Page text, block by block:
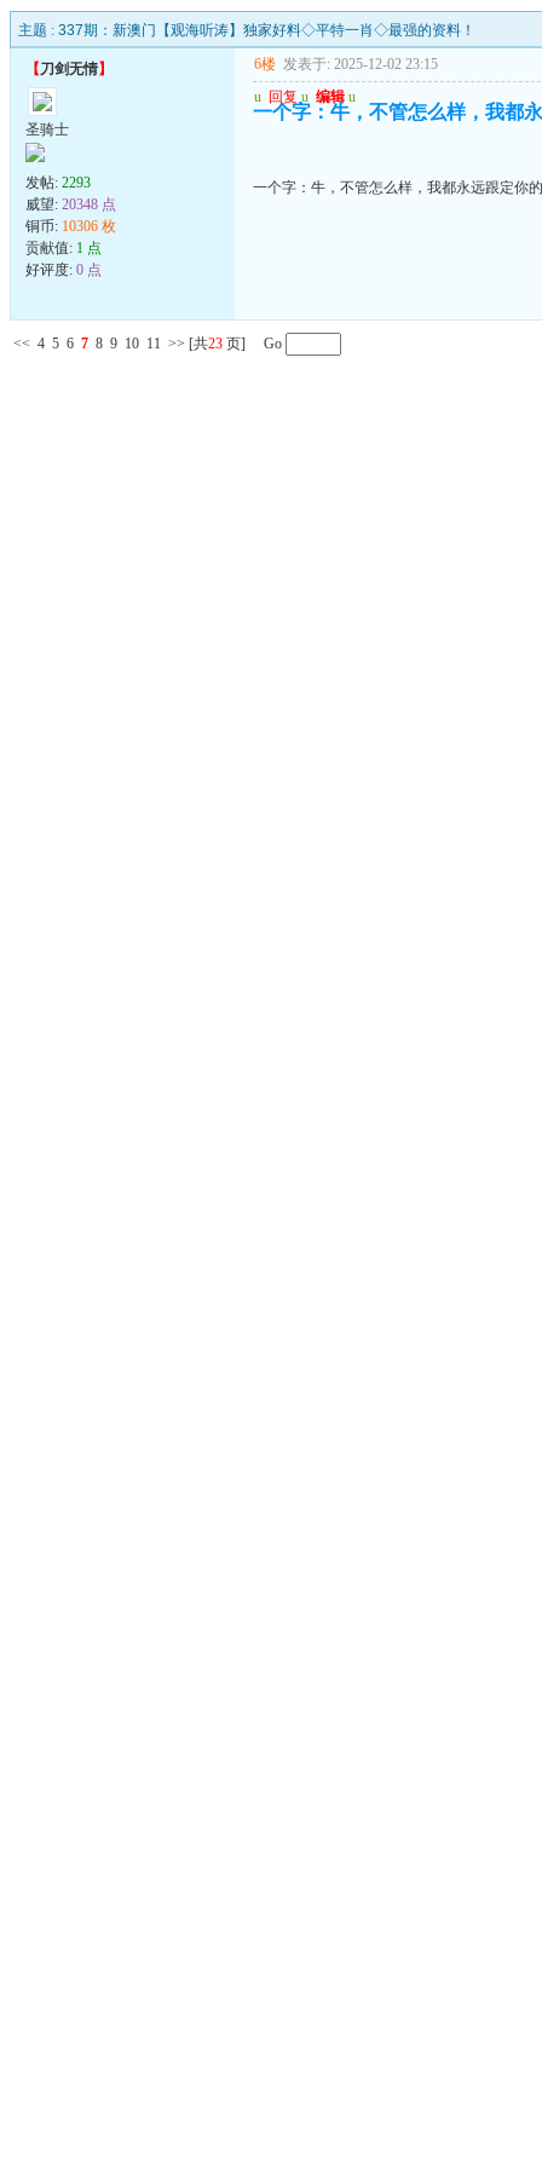
主题 : 337期：新澳门【观海听涛】独家好料◇平特一肖◇最强的资料！
【刀剑无情】
圣骑士
发帖: 2293
威望: 20348 点
铜币: 10306 枚
贡献值: 1 点
好评度: 0 点
6楼 发表于: 2025-12-02 23:15
u 回复 u 编辑 u
一个字：牛，不管怎么样，我都
一个字：牛，不管怎么样，我都永远跟定你的
<< 4 5 6 7 8 9 10 11 >> [共23 页] Go